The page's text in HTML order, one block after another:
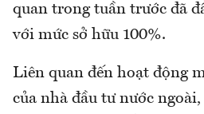
quan trong tuần trước đã
với mức sở hữu 100%.
Liên quan đến hoạt động
của nhà đầu tư nước ngoài,